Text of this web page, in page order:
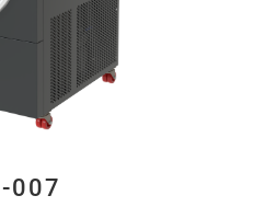
007